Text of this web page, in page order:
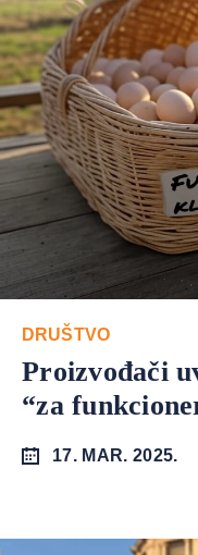
DRUŠTVO
Proizvođači
“za
17. MAR. 2025.